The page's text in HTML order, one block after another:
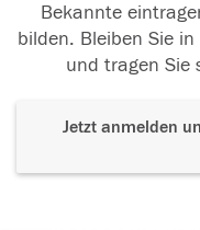
Bekannte
bilden. Bleiben Sie
und tragen Sie
Jetzt anmelden